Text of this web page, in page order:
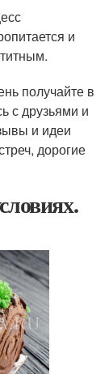
и
получайте в
с друзьями и
и идеи
дорогие